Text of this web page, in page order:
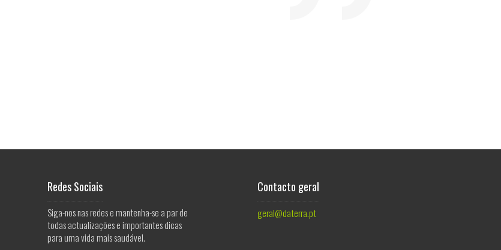
Redes Sociais
Siga-nos nas redes e mantenha-se a par de
todas actualizações e importantes dicas
para uma vida mais saudável.
Contacto geral
geral@daterra.pt